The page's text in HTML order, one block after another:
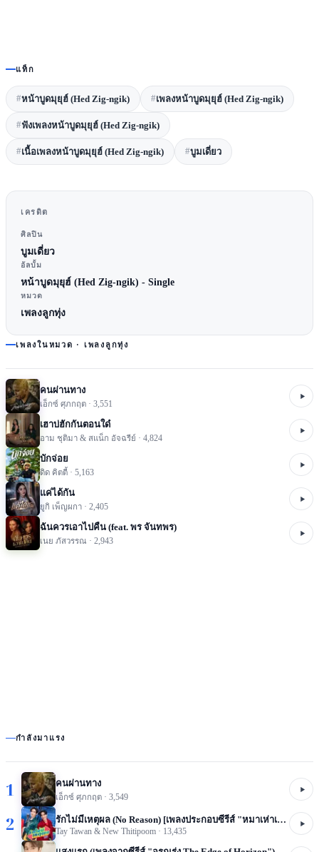
แท็ก
#หน้าบูดมุยุฮ์ (Hed Zig-ngik) #เพลงหน้าบูดมุยุฮ์ (Hed Zig-ngik)
#ฟังเพลงหน้าบูดมุยุฮ์ (Hed Zig-ngik)
#เนื้อเพลงหน้าบูดมุยุฮ์ (Hed Zig-ngik) #บูมเดี่ยว
เครดิต
ศิลปิน
บูมเดี่ยว
อัลบั้ม
หน้าบูดมุยุฮ์ (Hed Zig-ngik) - Single
หมวด
เพลงลูกทุ่ง
เพลงในหมวด · เพลงลูกทุ่ง
คนผ่านทาง
เอ็กซ์ ศุภกฤต · 3,551
เฮาบ่ฮักกันตอนใด๋
อาม ชุติมา & สแน็ก อัจฉรีย์ · 4,824
บักจ่อย
ดิด คิตตี้ · 5,163
แค่ได้กัน
ยูกิ เพ็ญผกา · 2,405
ฉันควรเอาไปคืน (feat. พร จันทพร)
เนย ภัสวรรณ · 2,943
กำลังมาแรง
1 คนผ่านทาง
เอ็กซ์ ศุภกฤต · 3,549
2 รักไม่มีเหตุผล (No Reason) [เพลงประกอบซีรีส์ "หมาเห่าเครื่องบิน A Dog And A Plane"]
Tay Tawan & New Thitipoom · 13,435